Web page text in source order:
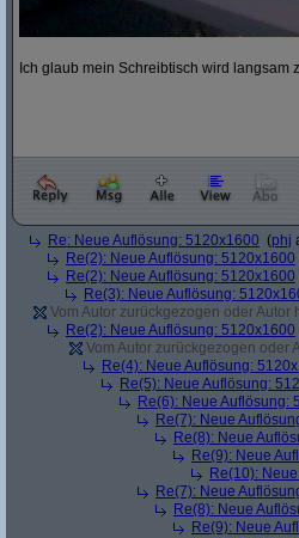
Ich glaub mein Schreibtisch wird langsam
Re: Neue Auflösung: 5120x1600 (phj
Re(2): Neue Auflösung: 5120x1600
Re(2): Neue Auflösung: 5120x1600
Re(3): Neue Auflösung:
Vom Autor zurückgezogen oder
Re(2): Neue Auflösung: 5120x1600
Vom Autor zurückgezogen oder
Re(4): Neue Auflösung:
Re(5): Neue Auflösung:
Re(6): Neue Auflösung:
Re(7): Neue
Re(8): Neue
Re(9): Neue
Re(10):
Re(7): Neue
Re(8): Neue
Re(9): Neue